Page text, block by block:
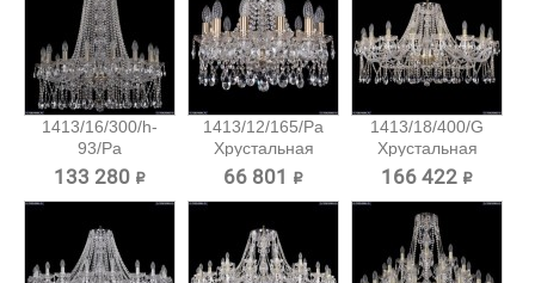
1413/16/300/h-
93/Pa
Хрустальная...
133 280 ₽
1413/12/165/Pa
Хрустальная
подвесная...
66 801 ₽
1413/18/400/G
Хрустальная
подвесная...
166 422 ₽